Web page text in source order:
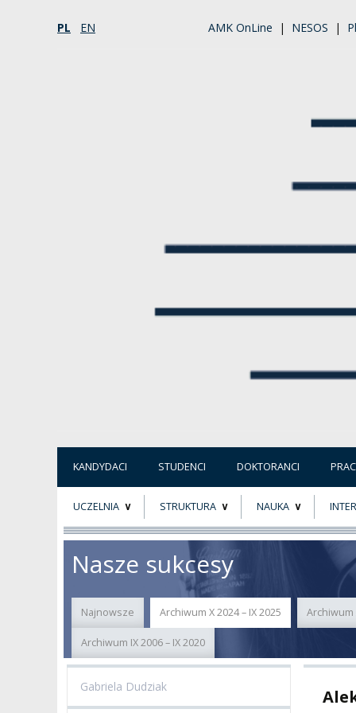
PL EN AMK OnLine | NESOS |
KANDYDACI STUDENCI DOKTORANCI
UCZELNIA
KADRA PEDAGOGICZNA
WYBORY
DOKTORATY HC
STRUKTURA
ORGANY UCZELNI
WŁADZE
WYDZIAŁY
JEDNOSTKI NAUKOWE
OGÓLNOUCZELNIANY
NAUKA
JAKOŚĆ KSZTAŁCENIA
NOSTRYFIKACJA
Nasze sukcesy
Najnowsze Archiwum X 2024 – IX 2025 Archiwum
Archiwum IX 2006 – IX 2020
Gabriela Dudziak